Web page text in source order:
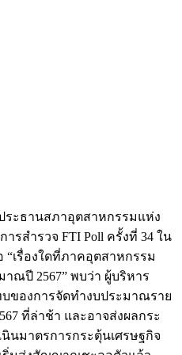
ะธานสภาอุตสาหกรรมแห่ง
ารสำรวจ FTI Poll ครั้งที่ 34 ใน
“เรื่องใดที่ภาคอุตสาหกรรม
ณปี 2567” พบว่า ผู้บริหาร
ของการจัดทำงบประมาณราย
ที่ล่าช้า และอาจส่งผลกระ
นมาตรการกระตุ้นเศรษฐกิจ